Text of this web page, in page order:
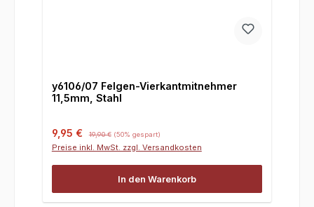
y6106/07 Felgen-Vierkantmitnehmer
11,5mm, Stahl
Verkaufspreis:
9,95 € Regulärer Preis:
19,90 € (50% gespart)
Preise inkl. MwSt. zzgl. Versandkosten
In den Warenkorb